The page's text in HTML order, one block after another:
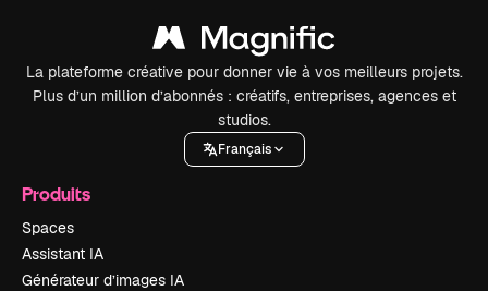
La plateforme créative pour donner vie à vos meilleurs projets.
Plus d’un million d’abonnés : créatifs, entreprises, agences et
studios.
Français
Produits
Spaces
Assistant IA
Générateur d’images IA